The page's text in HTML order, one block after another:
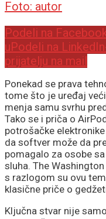
Foto: autor
Podeli na
uPodeli na
prijatelju na mail
Ponekad se prava
tome što je uređaj
menja samu svrhu
Tako se i priča o
potrošačke
da softver može da
pomagalo za osobe
sluha. The
s razlogom su ovu
klasične priče o
Ključna stvar nije